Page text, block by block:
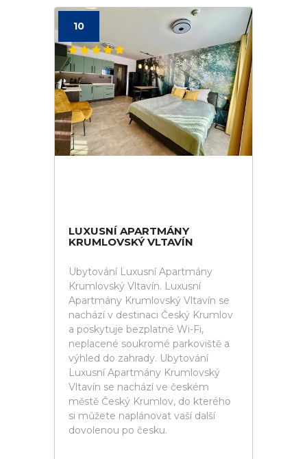
10
LUXUSNÍ APARTMÁNY
KRUMLOVSKÝ VLTAVÍN
Ubytování Luxusní Apartmány
Krumlovský Vltavín. Luxusní
Apartmány Krumlovský Vltavín se
nachází v destinaci Český Krumlov
a poskytuje bezplatné Wi-Fi,
neplacené soukromé parkoviště a
výhled do zahrady. Ubytování
Luxusní Apartmány Krumlovský
Vltavín se nachází ve českém
městě Český Krumlov, do kterého
si můžete naplánovat vaší další
dovolenou po česku.